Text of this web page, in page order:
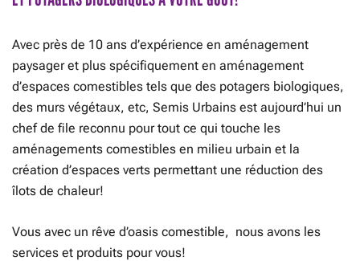
Avec près de 10 ans d’expérience en aménagement
paysager et plus spécifiquement en aménagement
d’espaces comestibles tels que des potagers biologiques,
des murs végétaux, etc, Semis Urbains est aujourd’hui un
chef de file reconnu pour tout ce qui touche les
aménagements comestibles en milieu urbain et la
création d’espaces verts permettant une réduction des
îlots de chaleur!
Vous avec un rêve d’oasis comestible, nous avons les
services et produits pour vous!